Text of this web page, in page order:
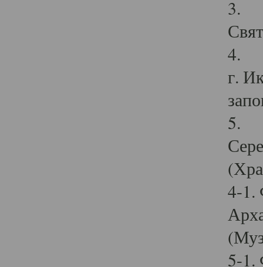
3.
4.
г.
5.
4-1.
5-1.